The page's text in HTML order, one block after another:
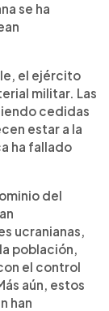
se ha
el ejército
militar. Las
cedidas
estar a la
ha fallado
del
ucranianas,
población,
el control
aún, estos
han